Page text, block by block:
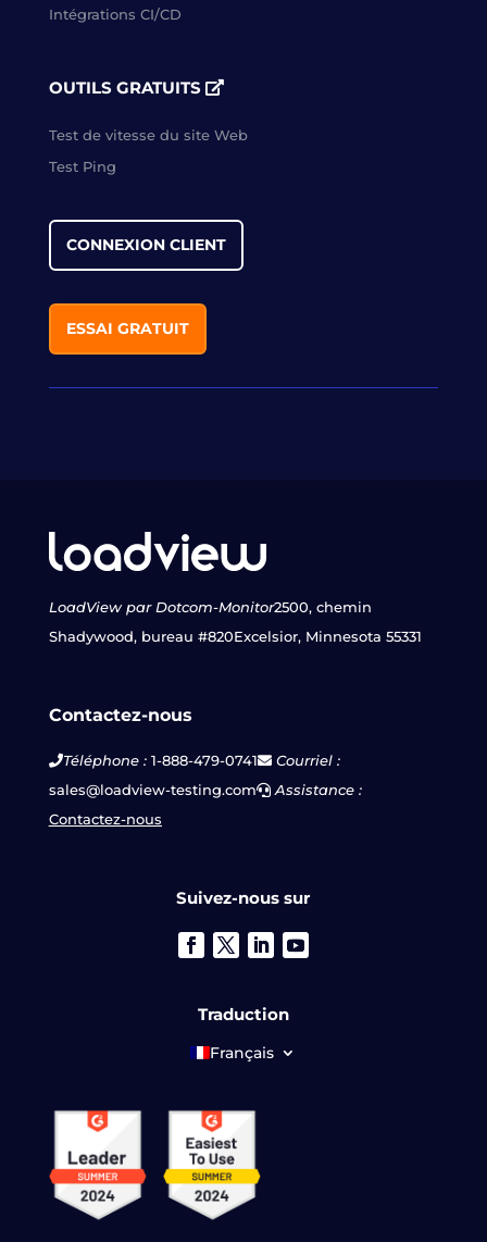
Intégrations CI/CD
OUTILS GRATUITS
Test de vitesse du site Web
Test Ping
CONNEXION CLIENT
ESSAI GRATUIT
LoadView par Dotcom-Monitor2500, chemin
Shadywood, bureau #820Excelsior, Minnesota 55331
Contactez-nous
Téléphone :1-888-479-0741
Courriel :
sales@loadview-testing.com
Assistance :
Contactez-nous
Suivez-nous sur
Traduction
Français